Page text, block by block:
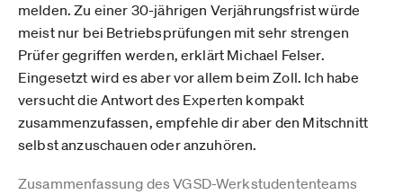
melden. Zu einer 30-jährigen Verjährungsfrist würde
meist nur bei Betriebsprüfungen mit sehr strengen
Prüfer gegriffen werden, erklärt Michael Felser.
Eingesetzt wird es aber vor allem beim Zoll. Ich habe
versucht die Antwort des Experten kompakt
zusammenzufassen, empfehle dir aber den Mitschnitt
selbst anzuschauen oder anzuhören.
Zusammenfassung des VGSD-Werkstudententeams